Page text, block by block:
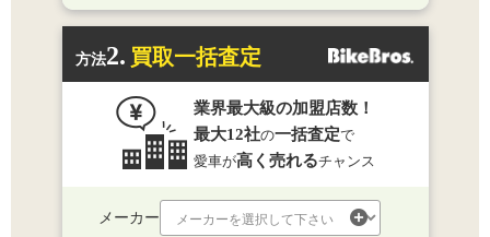
方法2. 買取一括査定
業界最大級の加盟店数！
最大12社の一括査定で
愛車が高く売れるチャンス
メーカー